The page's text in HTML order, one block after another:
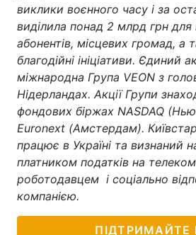
виклики воєнного часу і за
виділила понад 2 млрд грн
абонентів, місцевих громад, а
благодійні ініціативи. Єдиний
міжнародна Група VEON з
Нідерландах. Акції Групи
фондових біржах NASDAQ
Euronext (Амстердам).
працює в Україні та визнаний
платником податків на
роботодавцем і соціально
компанією.
ПІДТРИМАЙТЕ